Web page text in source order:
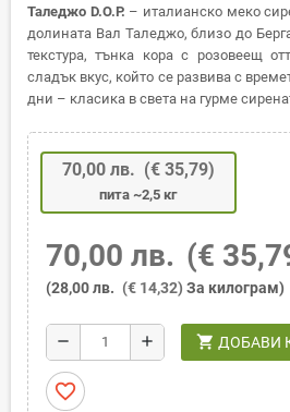
Таледжо D.O.P. – италианско меко
долината Вал Таледжо, близо до
текстура, тънка кора с розовеещ
сладък вкус, който се развива с
дни – класика в света на гурме
70,00 лв. (€ 35,79)
пита ~2,5 кг
70,00 лв. (€
(28,00 лв. (€ 14,32) За килограм)
remove add shopping_cart ДОБАВИ
favorite_border